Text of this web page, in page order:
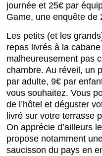
journée et 25€ par
Game, une enquête de
Les petits (et les
repas livrés à la
malheureusement pas
chambre. Au réveil, un
par adulte, 9€ par
vous souhaitez. Vous
de l’hôtel et déguster
livré sur votre terrasse
On apprécie d’ailleurs
propose notamment
saucisson du pays en